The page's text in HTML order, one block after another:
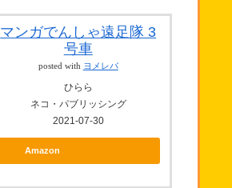
マンガでんしゃ遠足隊 3
号車
posted with ヨメレバ
ひらら
ネコ・パブリッシング
2021-07-30
Amazon